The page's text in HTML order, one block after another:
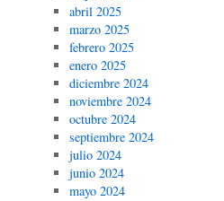
abril 2025
marzo 2025
febrero 2025
enero 2025
diciembre 2024
noviembre 2024
octubre 2024
septiembre 2024
julio 2024
junio 2024
mayo 2024